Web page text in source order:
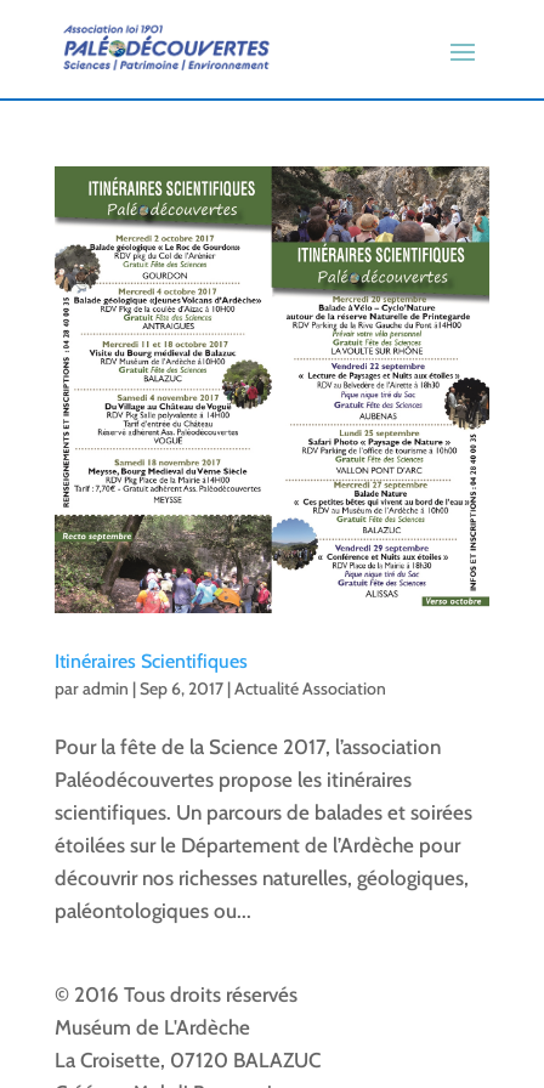
Itinéraires Scientifiques
paradmin |Sep 6, 2017|Actualité Association
Pour la fête de la Science 2017, l’association
Paléodécouvertes propose les itinéraires
scientifiques. Un parcours de balades et soirées
étoilées sur le Département de l’Ardèche pour
découvrir nos richesses naturelles, géologiques,
paléontologiques ou...
© 2016 Tous droits réservés
Muséum de L'Ardèche
La Croisette, 07120 BALAZUC